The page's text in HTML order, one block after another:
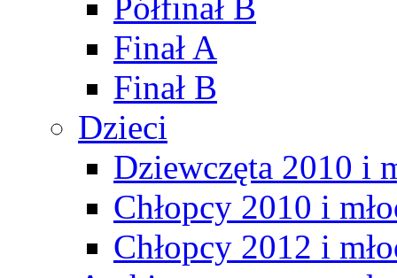
Finał A
Finał B
Dzieci
Dziewczęta 2010 i
Chłopcy 2010 i
Chłopcy 2012 i